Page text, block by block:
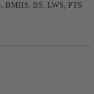
BMHS, BS, LWS, PTS